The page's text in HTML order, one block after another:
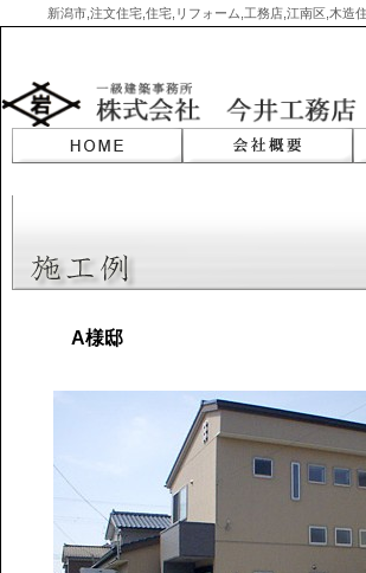
新潟市,注文住宅,住宅,リフォーム,工務店,江南区,木造
content
A様邸